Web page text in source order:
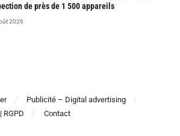
de près de 1 500 appareils
2026
Publicité – Digital advertising
RGPD
Contact